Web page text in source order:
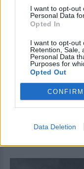
I want to opt-out
Personal Data
Opted In
I want to opt-out
Retention, Sale,
Personal Data
Purposes for
Opted Out
CONFIRM
Data Deletion